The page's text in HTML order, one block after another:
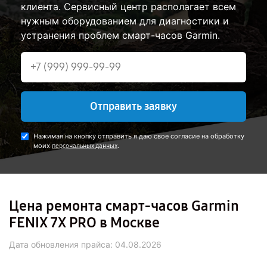
клиента. Сервисный центр располагает всем
нужным оборудованием для диагностики и
устранения проблем смарт-часов Garmin.
Отправить заявку
Нажимая на кнопку отправить я даю свое согласие на обработку
моих персональных данных.
Цена ремонта смарт-часов Garmin
FENIX 7X PRO в Москве
Дата обновления прайса: 04.08.2026